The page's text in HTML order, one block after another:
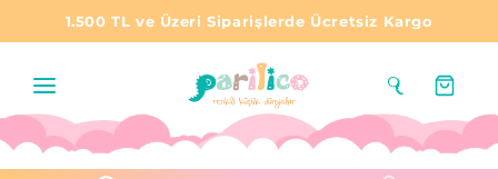
1.500 TL ve Üzeri Siparişlerde Ücretsiz Kargo
Sepet